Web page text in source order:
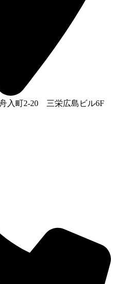
入町2-20 三栄広島ビル6F